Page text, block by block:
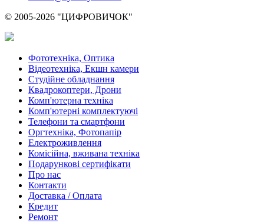
© 2005-2026 "ЦИФРОВИЧОК"
Фототехніка, Оптика
Відеотехніка, Екшн камери
Студійне обладнання
Квадрокоптери, Дрони
Комп'ютерна техніка
Комп'ютерні комплектуючі
Телефони та смартфони
Оргтехніка, Фотопапір
Електроживлення
Комісійна, вживана техніка
Подарункові сертифікати
Про нас
Контакти
Доставка / Оплата
Кредит
Ремонт